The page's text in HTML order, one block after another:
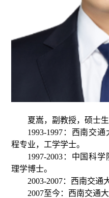
夏嵩，副教授，硕士
1993-1997：西南交
程专业，工学学士。
1997-2003：中国科
理学博士。
2003-2007：西南交通
2007至今：西南交通